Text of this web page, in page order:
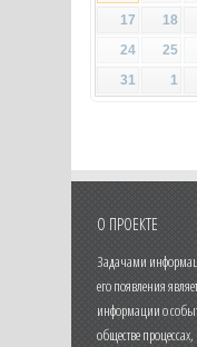
17
18
24
25
31
1
О ПРОЕКТЕ
Задачами
его появления
информации о
обществе